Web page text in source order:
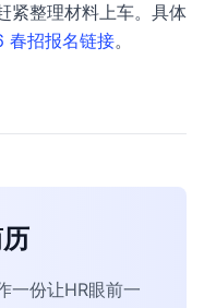
紧整理材料上车。具体
春招报名链接。
一份让HR眼前一